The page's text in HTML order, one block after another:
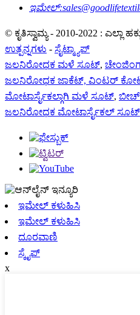
ಇಮೇಲ್:
© ಕೃತಿಸ್ವಾಮ್ಯ - 2010-2022 : ಎಲ್ಲಾ
ಉತ್ಪನ್ನಗಳು - ಸೈಟ್ಮ್ಯಾಪ್
ಜಲನಿರೋಧಕ ಮಳೆ ಸೂಟ್,
ಜಲನಿರೋಧಕ ಜಾಕೆಟ್, ವಿಂಟರ್
ಮೋಟಾರ್ಸೈಕಲ್ಗಾಗಿ ಮಳೆ ಸೂಟ್,
ಜಲನಿರೋಧಕ ಮೋಟಾರ್ಸೈಕಲ್ ಸೂಟ್
ಇಮೇಲ್ ಕಳುಹಿಸಿ
ಇಮೇಲ್ ಕಳುಹಿಸಿ
ದೂರವಾಣಿ
ಸ್ಕೈಪ್
x